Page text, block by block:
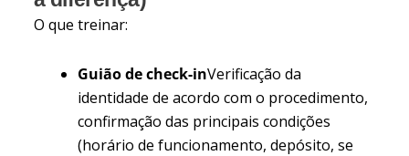
O que treinar:
Guião de check-inVerificação da
identidade de acordo com o procedimento,
confirmação das principais condições
(horário de funcionamento, depósito, se